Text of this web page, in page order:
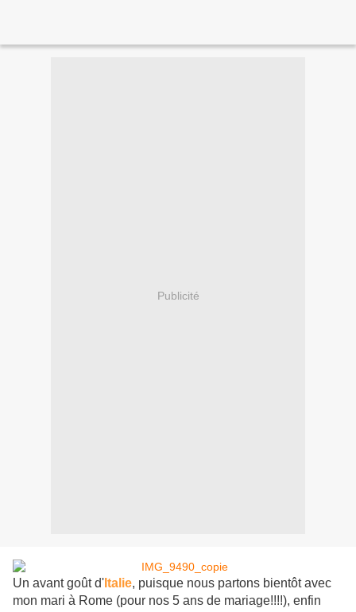
Publicité
Un avant goût d' Italie, puisque nous partons bientôt avec
mon mari à Rome (pour nos 5 ans de mariage!!!!), enfin